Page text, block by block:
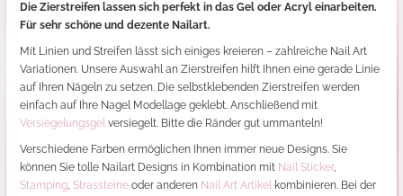
Die Zierstreifen lassen sich perfekt in das Gel oder Acryl einarbeiten.
Für sehr schöne und dezente Nailart.
Mit Linien und Streifen lässt sich einiges kreieren – zahlreiche Nail Art
Variationen. Unsere Auswahl an Zierstreifen hilft Ihnen eine gerade Linie
auf Ihren Nägeln zu setzen. Die selbstklebenden Zierstreifen werden
einfach auf Ihre Nagel Modellage geklebt. Anschließend mit
Versiegelungsgel versiegelt. Bitte die Ränder gut ummanteln!
Verschiedene Farben ermöglichen Ihnen immer neue Designs. Sie
können Sie tolle Nailart Designs in Kombination mit Nail Sticker,
Stamping, Strassteine oder anderen Nail Art Artikel kombinieren. Bei der